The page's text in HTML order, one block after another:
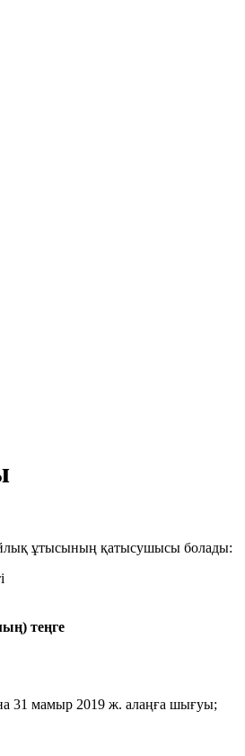
ұтысының қатысушысы болады:
теңге
мамыр 2019 ж. алаңға шығуы;